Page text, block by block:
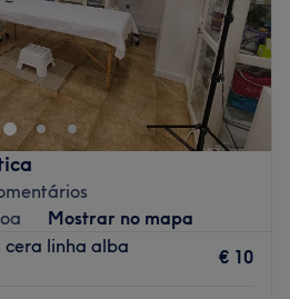
Mostrar no mapa
cera linha alba
€ 10